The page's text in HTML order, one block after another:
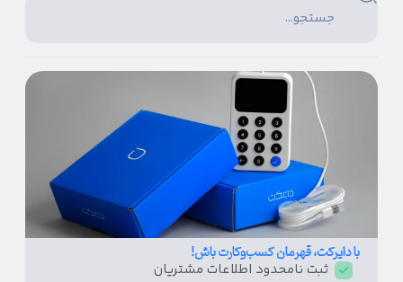
با دایرکت، قهرمان کسب‌و‌کارت باش!
ثبت نامحدود اطلاعات مشتریان